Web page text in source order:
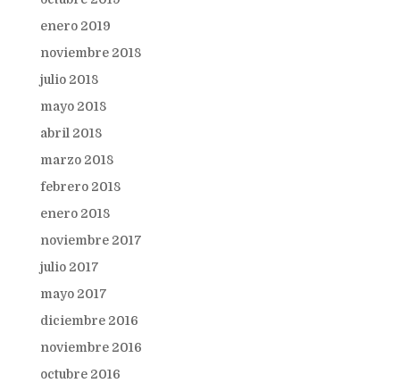
enero 2019
noviembre 2018
julio 2018
mayo 2018
abril 2018
marzo 2018
febrero 2018
enero 2018
noviembre 2017
julio 2017
mayo 2017
diciembre 2016
noviembre 2016
octubre 2016